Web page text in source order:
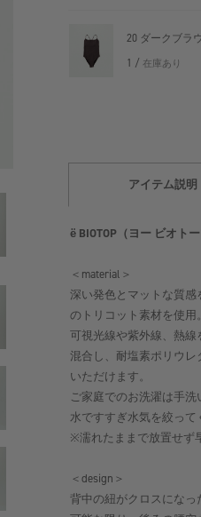
20 ダークブラ
1 / 在庫あり
アイテム説明
ё BIOTOP（ヨー ビオトー
＜material＞
深い発色とマットな質
のトリコット素材を使用。
可視光線や紫外線、熱
混合し、耐塩素ポリウ
いただけます。
ご家庭でのお洗濯は手
水ですすぎ水気を絞って
※濡れたままで放置せず
＜design＞
背中の紐がクロスになっ